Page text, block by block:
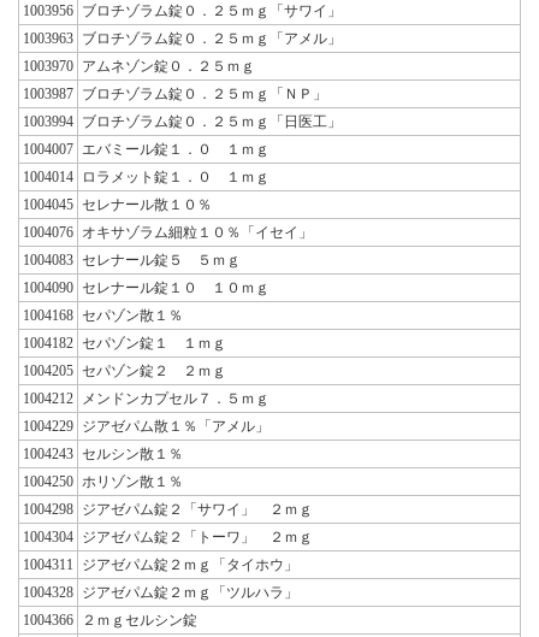
1003956 ブロチゾラム錠０．２５ｍｇ「サワイ」
1003963 ブロチゾラム錠０．２５ｍｇ「アメル」
1003970 アムネゾン錠０．２５ｍｇ
1003987 ブロチゾラム錠０．２５ｍｇ「ＮＰ」
1003994 ブロチゾラム錠０．２５ｍｇ「日医工」
1004007 エバミール錠１．０ １ｍｇ
1004014
ロラメット錠１．０ １ｍｇ
1004045 セレナール散１０％
1004076 オキサゾラム細粒１０％「イセイ」
1004083 セレナール錠５ ５ｍｇ
1004090 セレナール錠１０ １０ｍｇ
1004168 セパゾン散１％
1004182 セパゾン錠１ １ｍｇ
1004205 セパゾン錠２ ２ｍｇ
1004212
メンドンカプセル７．５ｍｇ
1004229 ジアゼパム散１％「アメル」
1004243 セルシン散１％
1004250 ホリゾン散１％
1004298 ジアゼパム錠２「サワイ」 ２ｍｇ
1004304 ジアゼパム錠２「トーワ」 ２ｍｇ
1004311
ジアゼパム錠２ｍｇ「タイホウ」
1004328 ジアゼパム錠２ｍｇ「ツルハラ」
1004366
２ｍｇセルシン錠